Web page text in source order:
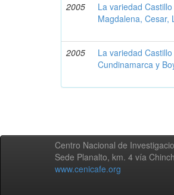
2005
La variedad
Magdalena, Cesar,
2005
La variedad
Cundinamarca y
Centro Nacional de
Sede Planalto, km. 4 vía
www.cenicafe.org